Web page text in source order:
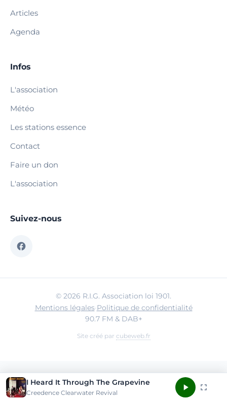
Articles
Agenda
Infos
L'association
Météo
Les stations essence
Contact
Faire un don
L'association
Suivez-nous
© 2026 R.I.G. Association loi 1901.
Mentions légales·Politique de confidentialité
90.7 FM & DAB+
Site créé par cubeweb.fr
I Heard It Through The Grapevine
Creedence Clearwater Revival